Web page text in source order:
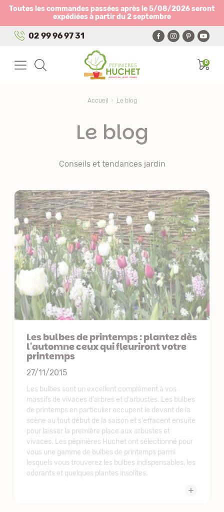
Toutes les commandes passées après le 5/08/2026 seront
expédiées à partir du 2 septembre
02 99 96 97 31
0
Accueil Le blog
Le blog
Conseils et tendances jardin
Les bulbes de printemps : plantez dès
l'automne ceux qui fleuriront votre
printemps
27/11/2015
Les bulbes sont un excellent complément à vos
massifs de vivaces d'arbres et d'arbustes. Les bulbes
de printemps en particulier occupent le devant de la
scène au tout début de la saison et s'effacent ensuite
pour laisser la première place aux arbustes et
vivaces. Les pépinières Huchet ont sélectionné pour
vous une gamme de bulbes de printemps parmi
lesquels vous trouverez les bulbes indispensables, les
odorants et quelques plantes insolites.
Panneau de gestion des cookies